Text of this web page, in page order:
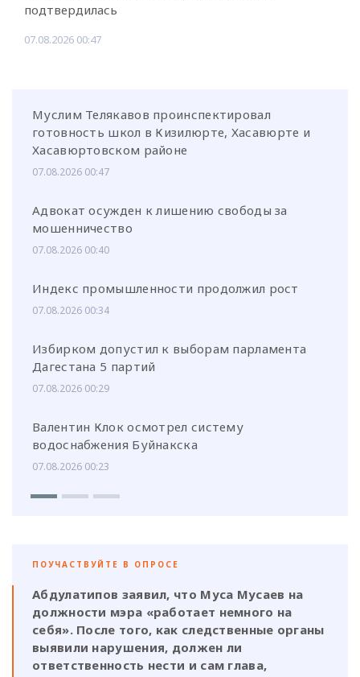
подтвердилась
07.08.2026 00:47
Муслим Телякавов проинспектировал
готовность школ в Кизилюрте, Хасавюрте и
Хасавюртовском районе
07.08.2026 00:47
Адвокат осужден к лишению свободы за
мошенничество
07.08.2026 00:40
Индекс промышленности продолжил рост
07.08.2026 00:34
Избирком допустил к выборам парламента
Дагестана 5 партий
07.08.2026 00:29
Валентин Клок осмотрел систему
водоснабжения Буйнакска
07.08.2026 00:23
ПОУЧАСТВУЙТЕ В ОПРОСЕ
Абдулатипов заявил, что Муса Мусаев на
должности мэра «работает немного на
себя». После того, как следственные органы
выявили нарушения, должен ли
ответственность нести и сам глава,